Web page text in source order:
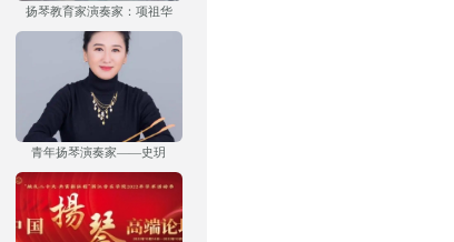
扬琴教育家演奏家：项祖华
青年扬琴演奏家——史玥